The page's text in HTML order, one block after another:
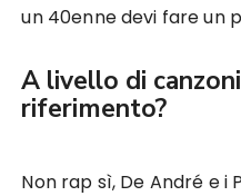
un 40enne devi fare un
A livello di
riferimento?
Non rap sì, De André e i